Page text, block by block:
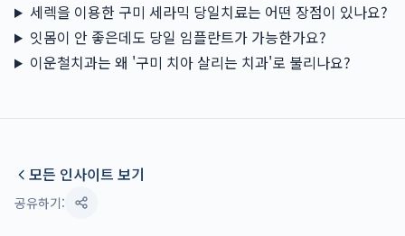
세렉을 이용한 구미 세라믹 당일치료는 어떤 장점이 있나요?
잇몸이 안 좋은데도 당일 임플란트가 가능한가요?
이운철치과는 왜 '구미 치아 살리는 치과'로 불리나요?
모든 인사이트 보기
공유하기: